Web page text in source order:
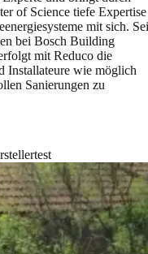
of Science tiefe Expertise
mit sich.
bei Bosch Building
mit Reduco die
Installateure wie möglich
Sanierungen zu
test